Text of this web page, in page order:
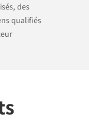
des
qualifiés